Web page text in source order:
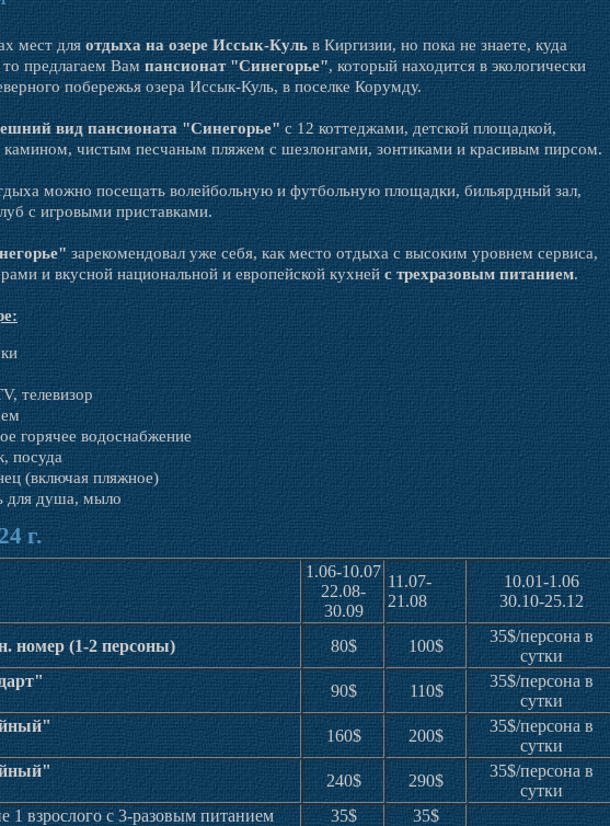
мест для отдыха на озере Иссык-Куль в Киргизии, но пока не знаете, куда
предлагаем Вам пансионат "Синегорье", который находится в экологически
побережья озера Иссык-Куль, в поселке Корумду.
вид пансионата "Синегорье" с 12 коттеджами, детской площадкой,
чистым песчаным пляжем с шезлонгами, зонтиками и красивым пирсом.
можно посещать волейбольную и футбольную площадки, бильярдный зал,
с игровыми приставками.
зарекомендовал уже себя, как место отдыха с высоким уровнем сервиса,
и вкусной национальной и европейской кухнейс трехразовым питанием.
телевизор
горячее водоснабжение
посуда
(включая пляжное)
для душа, мыло
г.
1.06-10.07
22.08-
30.09
11.07-
21.08
10.01-1.06
30.10-25.12
номер (1-2 персоны) 80$ 100$
35$/персона в
сутки
90$ 110$
35$/персона в
сутки
160$ 200$
35$/персона в
сутки
240$ 290$
35$/персона в
сутки
1 взрослого с 3-разовым питанием
35$
35$